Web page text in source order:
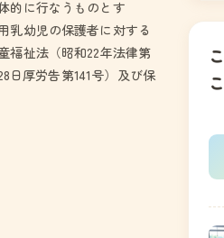
的に行なうものとす
乳幼児の保護者に対する
福祉法（昭和22年法律第
日厚労告第141号）及び保